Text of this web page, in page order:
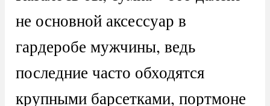
не основной аксессуар в
гардеробе мужчины, ведь
последние часто обходятся
крупными барсетками, портмоне